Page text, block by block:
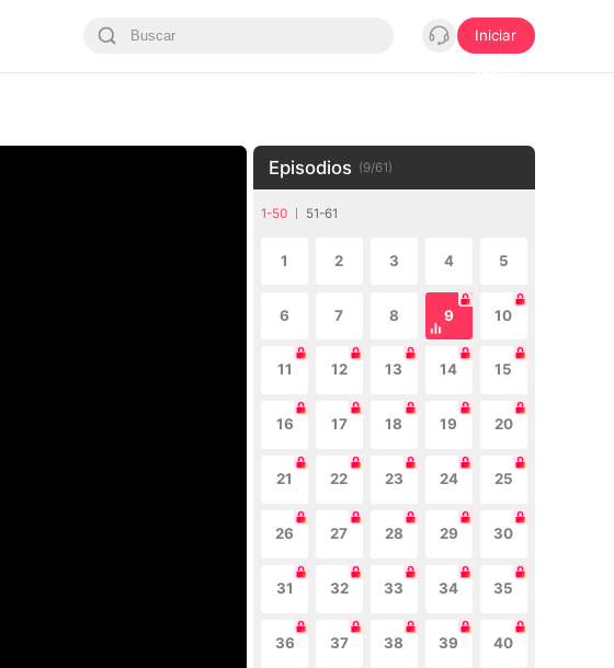
Iniciar
Episodios (9/61)
1-50 51-61
1 2 3 4 5
6 7 8 9 10
11 12 13 14 15
16 17 18 19 20
21 22 23 24 25
26 27 28 29 30
31 32 33 34 35
36 37 38 39 40